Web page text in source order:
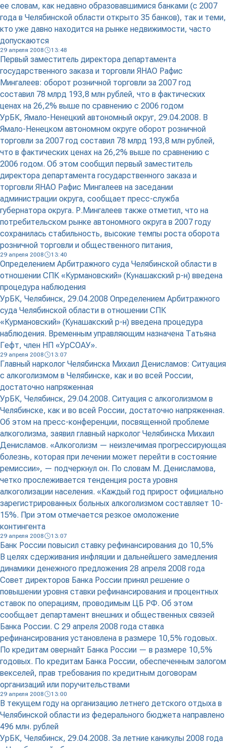
ее словам, как недавно образовавшимися банками (с 2007
года в Челябинской области открыто 35 банков), так и теми,
кто уже давно находится на рынке недвижимости, часто
допускаются
29 апреля 2008 13:48
Первый заместитель директора департамента
государственного заказа и торговли ЯНАО Рафис
Мингалеев: оборот розничной торговли за 2007 год
составил 78 млрд 193,8 млн рублей, что в фактических
ценах на 26,2% выше по сравнению с 2006 годом
УрБК, Ямало-Ненецкий автономный округ, 29.04.2008. В
Ямало-Ненецком автономном округе оборот розничной
торговли за 2007 год составил 78 млрд 193,8 млн рублей,
что в фактических ценах на 26,2% выше по сравнению с
2006 годом. Об этом сообщил первый заместитель
директора департамента государственного заказа и
торговли ЯНАО Рафис Мингалеев на заседании
администрации округа, сообщает пресс-служба
губернатора округа. Р.Мингалеев также отметил, что на
потребительском рынке автономного округа в 2007 году
сохранилась стабильность, высокие темпы роста оборота
розничной торговли и общественного питания,
29 апреля 2008 13:40
Определением Арбитражного суда Челябинской области в
отношении СПК «Курмановский» (Кунашакский р-н) введена
процедура наблюдения
УрБК, Челябинск, 29.04.2008 Определением Арбитражного
суда Челябинской области в отношении СПК
«Курмановский» (Кунашакский р-н) введена процедура
наблюдения. Временным управляющим назначена Татьяна
Гефт, член НП «УрСОАУ».
29 апреля 2008 13:07
Главный нарколог Челябинска Михаил Денисламов: Ситуация
с алкоголизмом в Челябинске, как и во всей России,
достаточно напряженная
УрБК, Челябинск, 29.04.2008. Ситуация с алкоголизмом в
Челябинске, как и во всей России, достаточно напряженная.
Об этом на пресс-конференции, посвященной проблеме
алкоголизма, заявил главный нарколог Челябинска Михаил
Денисламов. «Алкоголизм — неизлечимая прогрессирующая
болезнь, которая при лечении может перейти в состояние
ремиссии», — подчеркнул он. По словам М. Денисламова,
четко прослеживается тенденция роста уровня
алкоголизации населения. «Каждый год прирост официально
зарегистрированных больных алкоголизмом составляет 10-
15%. При этом отмечается резкое омоложение
контингента
29 апреля 2008 13:07
Банк России повысил ставку рефинансирования до 10,5%
В целях сдерживания инфляции и дальнейшего замедления
динамики денежного предложения 28 апреля 2008 года
Совет директоров Банка России принял решение о
повышении уровня ставки рефинансирования и процентных
ставок по операциям, проводимым ЦБ РФ. Об этом
сообщает департамент внешних и общественных связей
Банка России. С 29 апреля 2008 года ставка
рефинансирования установлена в размере 10,5% годовых.
По кредитам овернайт Банка России — в размере 10,5%
годовых. По кредитам Банка России, обеспеченным залогом
векселей, прав требования по кредитным договорам
организаций или поручительствами
29 апреля 2008 13:00
В текущем году на организацию летнего детского отдыха в
Челябинской области из федерального бюджета направлено
496 млн. рублей
УрБК, Челябинск, 29.04.2008. За летние каникулы 2008 года